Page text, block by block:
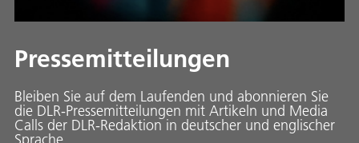
Pressemitteilungen
Bleiben Sie auf dem Laufenden und abonnieren Sie
die DLR-Pressemitteilungen mit Artikeln und Media
Calls der DLR-Redaktion in deutscher und englischer